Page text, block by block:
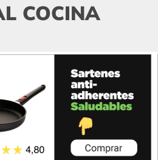
COCINA